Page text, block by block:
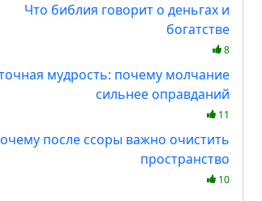
Что библия говорит о деньгах и
богатстве
8
мудрость: почему молчание
сильнее оправданий
11
после ссоры важно очистить
пространство
10